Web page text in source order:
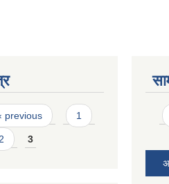
previous 1
2 3